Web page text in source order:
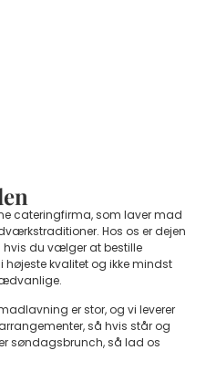
cateringfirma, som laver mad
Hos os er dejen
hvis du vælger at bestille
højeste kvalitet og ikke mindst
er stor, og vi leverer
så hvis står og
søndagsbrunch, så lad os